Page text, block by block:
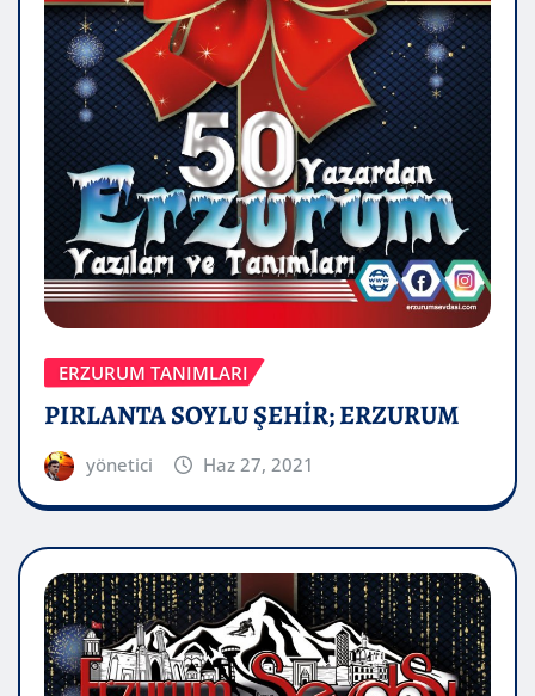
ERZURUM TANIMLARI
PIRLANTA SOYLU ŞEHİR; ERZURUM
yönetici Haz 27, 2021